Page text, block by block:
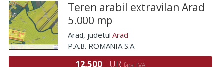
Teren arabil extravilan Arad
5.000 mp
Arad, judetul Arad
P.A.B. ROMANIA S.A
12,500 EUR fara TVA